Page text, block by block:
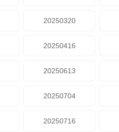
20250320
20250416
20250613
20250704
20250716